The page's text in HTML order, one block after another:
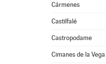
Cármenes
Castilfalé
Castropodame
Cimanes de la Vega